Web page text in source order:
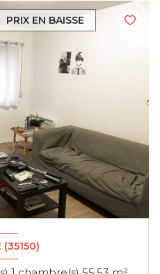
PRIX EN BAISSE
(35150)